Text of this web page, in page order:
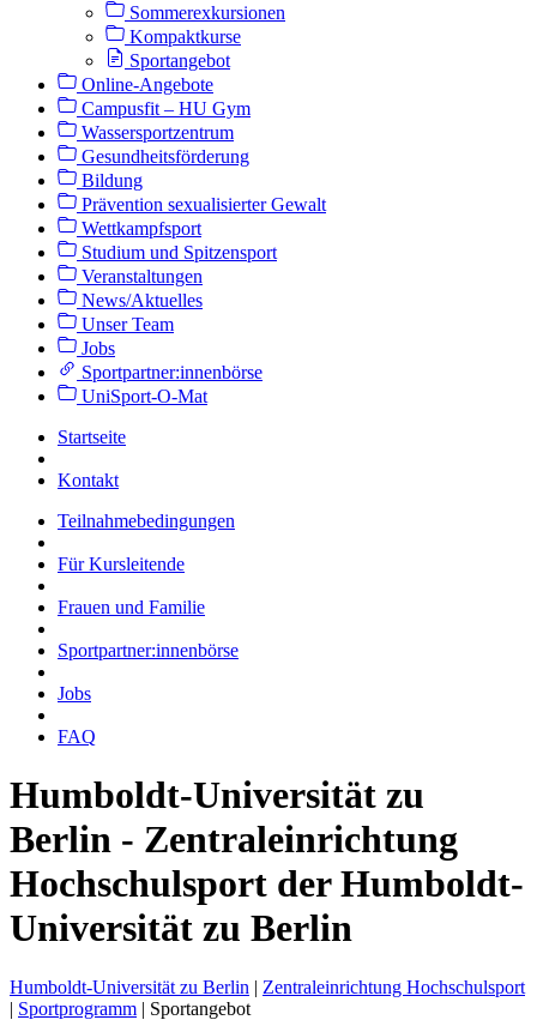
Sommerexkursionen
Kompaktkurse
Sportangebot
Online-Angebote
Campusfit – HU Gym
Wassersportzentrum
Gesundheitsförderung
Bildung
Prävention sexualisierter Gewalt
Wettkampfsport
Studium und Spitzensport
Veranstaltungen
News/Aktuelles
Unser Team
Jobs
Sportpartner:innenbörse
UniSport-O-Mat
Startseite
Kontakt
Teilnahmebedingungen
Für Kursleitende
Frauen und Familie
Sportpartner:innenbörse
Jobs
FAQ
Humboldt-Universität zu
Berlin - Zentraleinrichtung
Hochschulsport der Humboldt-
Universität zu Berlin
Humboldt-Universität zu Berlin | Zentraleinrichtung Hochschulsport
| Sportprogramm | Sportangebot